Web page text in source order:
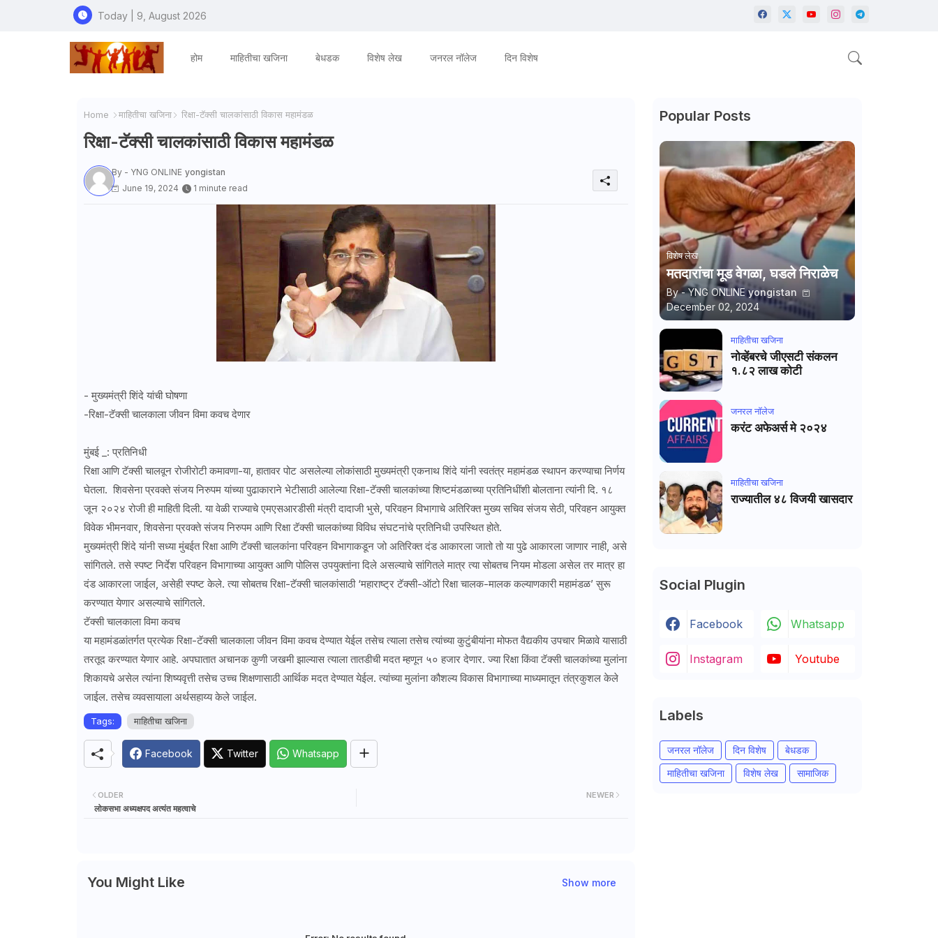
Today | 9, August 2026
होम माहितीचा खजिना बेधडक विशेष लेख जनरल नॉलेज दिन विशेष
Home माहितीचा खजिना रिक्षा-टॅक्सी चालकांसाठी विकास महामंडळ
रिक्षा-टॅक्सी चालकांसाठी विकास महामंडळ
By - YNG ONLINE yongistan
June 19, 2024
1 minute read
- मुख्यमंत्री शिंदे यांची घोषणा
-रिक्षा-टॅक्सी चालकाला जीवन विमा कवच देणार
मुंबई _: प्रतिनिधी
रिक्षा आणि टॅक्सी चालवून रोजीरोटी कमावणा-या, हातावर पोट असलेल्या लोकांसाठी मुख्यमंत्री एकनाथ शिंदे यांनी स्वतंत्र महामंडळ स्थापन करण्याचा निर्णय
घेतला. शिवसेना प्रवक्ते संजय निरुपम यांच्या पुढाकाराने भेटीसाठी आलेल्या रिक्षा-टॅक्सी चालकांच्या शिष्टमंडळाच्या प्रतिनिधींशी बोलताना त्यांनी दि. १८
जून २०२४ रोजी ही माहिती दिली. या वेळी राज्याचे एमएसआरडीसी मंत्री दादाजी भुसे, परिवहन विभागाचे अतिरिक्त मुख्य सचिव संजय सेठी, परिवहन आयुक्त
विवेक भीमनवार, शिवसेना प्रवक्ते संजय निरुपम आणि रिक्षा टॅक्सी चालकांच्या विविध संघटनांचे प्रतिनिधी उपस्थित होते.
मुख्यमंत्री शिंदे यांनी सध्या मुंबईत रिक्षा आणि टॅक्सी चालकांना परिवहन विभागाकडून जो अतिरिक्त दंड आकारला जातो तो या पुढे आकारला जाणार नाही, असे
सांगितले. तसे स्पष्ट निर्देश परिवहन विभागाच्या आयुक्त आणि पोलिस उपयुक्तांना दिले असल्याचे सांगितले मात्र त्या सोबतच नियम मोडला असेल तर मात्र हा
दंड आकारला जाईल, असेही स्पष्ट केले. त्या सोबतच रिक्षा-टॅक्सी चालकांसाठी ‘महाराष्ट्र टॅक्सी-ऑटो रिक्षा चालक-मालक कल्याणकारी महामंडळ’ सुरू
करण्यात येणार असल्याचे सांगितले.
टॅक्सी चालकाला विमा कवच
या महामंडळांतर्गत प्रत्येक रिक्षा-टॅक्सी चालकाला जीवन विमा कवच देण्यात येईल तसेच त्याला तसेच त्यांच्या कुटुंबीयांना मोफत वैद्यकीय उपचार मिळावे यासाठी
तरतूद करण्यात येणार आहे. अपघातात अचानक कुणी जखमी झाल्यास त्याला तातडीची मदत म्हणून ५० हजार देणार. ज्या रिक्षा किंवा टॅक्सी चालकांच्या मुलांना
शिकायचे असेल त्यांना शिष्यवृत्ती तसेच उच्च शिक्षणासाठी आर्थिक मदत देण्यात येईल. त्यांच्या मुलांना कौशल्य विकास विभागाच्या माध्यमातून तंत्रकुशल केले
जाईल. तसेच व्यवसायाला अर्थसहाय्य केले जाईल.
Tags: माहितीचा खजिना
Facebook Twitter Whatsapp
NEWER
OLDER
लोकसभा अध्यक्षपद अत्यंत महत्वाचे
You Might Like Show more
Popular Posts
विशेष लेख
मतदारांचा मूड वेगळा, घडले निराळेच
By - YNG ONLINE yongistan
December 02, 2024
माहितीचा खजिना
नोव्हेंबरचे जीएसटी संकलन
१.८२ लाख कोटी
जनरल नाॅलेज
करंट अफेअर्स मे २०२४
माहितीचा खजिना
राज्यातील ४८ विजयी खासदार
Social Plugin
Facebook Whatsapp
Instagram Youtube
Labels
जनरल नॉलेज दिन विशेष
बेधडक
माहितीचा खजिना
विशेष लेख सामाजिक